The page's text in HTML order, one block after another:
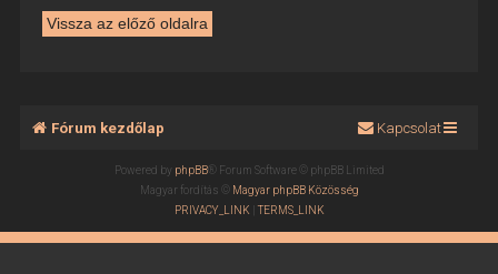
Vissza az előző oldalra
Fórum kezdőlap Kapcsolat
Powered by phpBB® Forum Software © phpBB Limited
Magyar fordítás © Magyar phpBB Közösség
PRIVACY_LINK |TERMS_LINK